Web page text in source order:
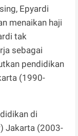
Epyardi
menaikan haji
tak
sebagai
pendidikan
(1990-
di
Jakarta (2003-